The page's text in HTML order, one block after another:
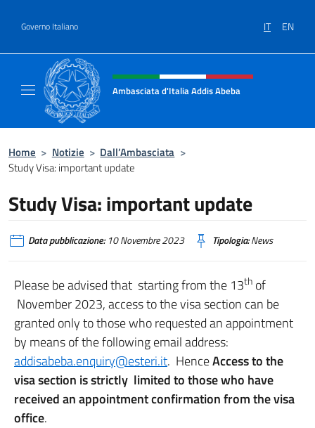
Governo Italiano IT EN
Intestazione sito, social e menù
Ambasciata d'Italia Addis Abeba
Home > Notizie > Dall’Ambasciata >
Study Visa: important update
Study Visa: important update
Data pubblicazione:10 Novembre 2023 Tipologia:News
Please be advised that starting from the 13th of
November 2023, access to the visa section can be
granted only to those who requested an appointment
by means of the following email address:
addisabeba.enquiry@esteri.it. HenceAccess to the
visa section is strictly limited to those who have
received an appointment confirmation from the visa
office.